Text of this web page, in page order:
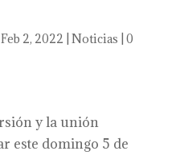
Feb 2, 2022 Noticias 0
y la unión
este domingo 5 de